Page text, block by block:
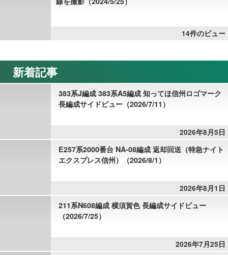
14件のビュー
新着記事
383系J編成 383系A5編成 知ってほ信州ロゴマーク
長編成サイドビュー（2026/7/11）
2026年8月5日
E257系2000番台 NA-08編成 返却回送（特急ナイト
エクスプレス信州）（2026/8/1）
2026年8月1日
211系N608編成 横須賀色 長編成サイドビュー
（2026/7/25）
2026年7月25日